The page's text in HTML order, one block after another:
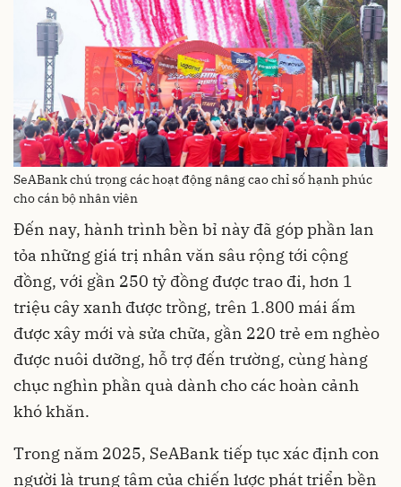
SeABank chú trọng các hoạt động nâng cao chỉ số hạnh phúc
cho cán bộ nhân viên
Đến nay, hành trình bền bỉ này đã góp phần lan
tỏa những giá trị nhân văn sâu rộng tới cộng
đồng, với gần 250 tỷ đồng được trao đi, hơn 1
triệu cây xanh được trồng, trên 1.800 mái ấm
được xây mới và sửa chữa, gần 220 trẻ em nghèo
được nuôi dưỡng, hỗ trợ đến trường, cùng hàng
chục nghìn phần quà dành cho các hoàn cảnh
khó khăn.
Trong năm 2025, SeABank tiếp tục xác định con
người là trung tâm của chiến lược phát triển bền